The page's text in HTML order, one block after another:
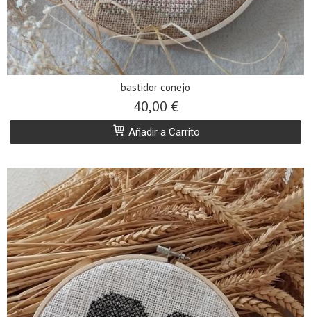
bastidor conejo
40,00 €
Añadir a Carrito